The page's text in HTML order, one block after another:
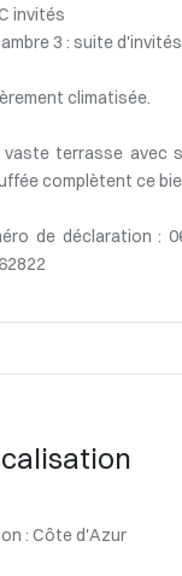
invités
3 : suite
climatisée.
vaste terrasse avec
complètent ce
de déclaration :
: Côte d'Azur